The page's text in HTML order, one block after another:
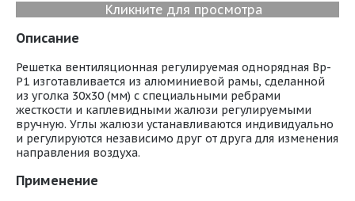
Кликните для просмотра
Описание
Решетка вентиляционная регулируемая однорядная Вр-
Р1 изготавливается из алюминиевой рамы, сделанной
из уголка 30х30 (мм) с специальными ребрами
жесткости и каплевидными жалюзи регулируемыми
вручную. Углы жалюзи устанавливаются индивидуально
и регулируются независимо друг от друга для изменения
направления воздуха.
Применение